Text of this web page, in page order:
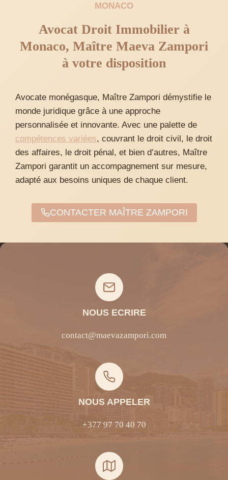
MONACO
Avocat Droit Immobilier à
Monaco, Maître Maeva Zampori
à votre disposition
Avocate monégasque, Maître Zampori démystifie le
monde juridique grâce à une approche
personnalisée et innovante. Avec une palette de
compétences variées, couvrant le droit civil, le droit
des affaires, le droit pénal, et bien d’autres, Maître
Zampori garantit un accompagnement sur mesure,
adapté aux besoins uniques de chaque client.
CONTACTER MAÎTRE ZAMPORI
NOUS ECRIRE
contact@maevazampori.com
NOUS APPELER
+377 97 70 40 70